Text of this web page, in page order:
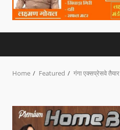
Home Featured गंगा एक्सप्रेसवे तैयार